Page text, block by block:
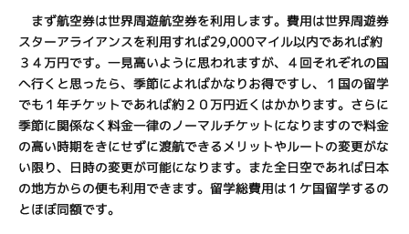
まず航空券は世界周遊航空券を利用します。費用は世界周遊券
スターアライアンスを利用すれば29,000マイル以内であれば約
３４万円です。一見高いように思われますが、４回それぞれの国
へ行くと思ったら、季節によればかなりお得ですし、１国の留学
でも１年チケットであれば約２０万円近くはかかります。さらに
季節に関係なく料金一律のノーマルチケットになりますので料金
の高い時期をきにせずに渡航できるメリットやルートの変更がな
い限り、日時の変更が可能になります。また全日空であれば日本
の地方からの便も利用できます。留学総費用は１ケ国留学するの
とほぼ同額です。